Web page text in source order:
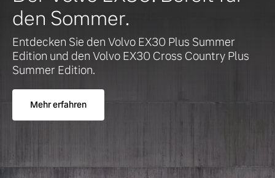
Vollelektrisch
6 Modelle
Plug-in Hybrid
Geschäftskunden
Unser Team
den Sommer.
Entdecken Sie den Volvo EX30 Plus Summer
Edition und den Volvo EX30 Cross Country Plus
Summer Edition.
Mehr erfahren